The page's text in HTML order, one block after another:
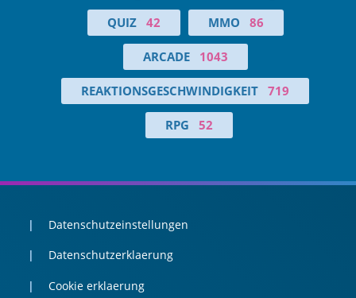
QUIZ 42 MMO 86
ARCADE 1043
REAKTIONSGESCHWINDIGKEIT 719
RPG 52
Datenschutzeinstellungen
Datenschutzerklaerung
Cookie erklaerung